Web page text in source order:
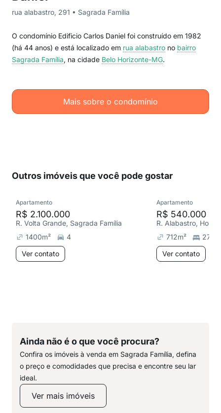
rua alabastro, 291 • Sagrada Família
O condomínio Edificio Carlos Daniel foi construído em 1982
(há 44 anos) e está localizado em rua alabastro no bairro
Sagrada Família, na cidade Belo Horizonte-MG.
Mais sobre o condomínio
Outros imóveis que você pode gostar
Apartamento
R$ 2.100.000
R. Volta Grande, Sagrada Família
1400m²
4
Ver contato
Apartamento
R$ 540.000
R. Alabastro, Horto
712m²
27
Ver contato
Ainda não é o que você procura?
Confira os imóveis à venda em Sagrada Família, defina
o preço e comodidades que precisa e encontre seu lar
ideal.
Ver mais imóveis